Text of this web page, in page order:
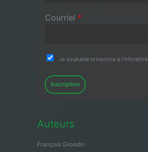
Courriel *
Je souhaite m'inscrire à l'infolettre
Inscription
Auteurs
François Grondin